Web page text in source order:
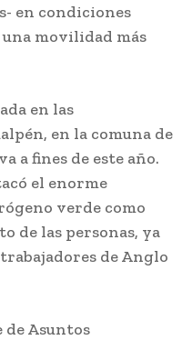
en condiciones
una movilidad más
en las
en la comuna de
a fines de este año.
el enorme
verde como
de las personas, ya
de Anglo
de Asuntos